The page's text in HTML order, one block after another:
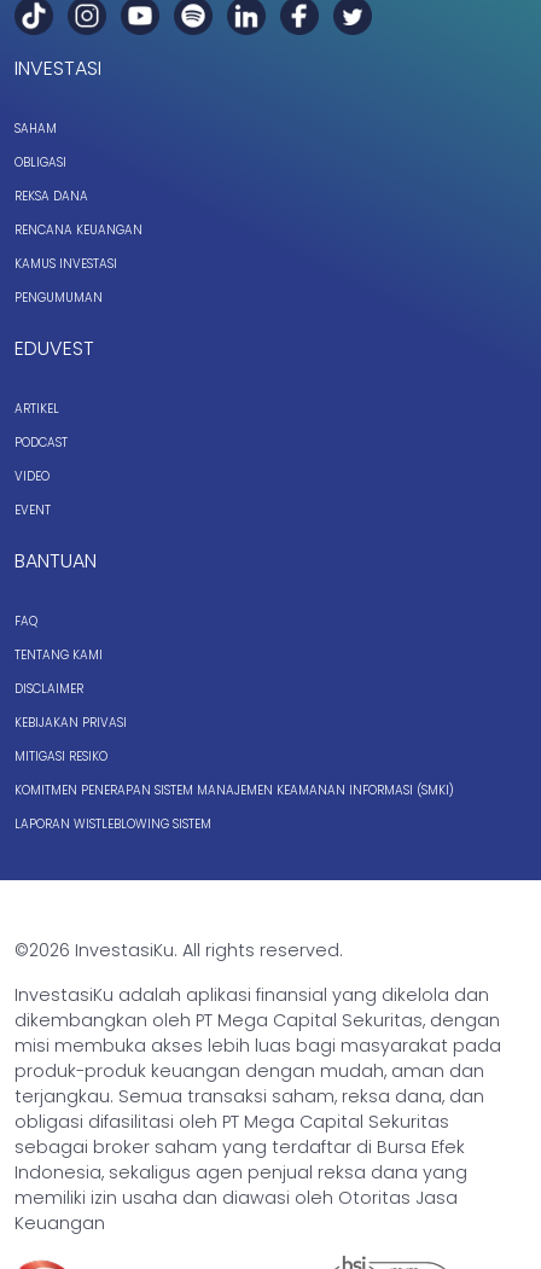
INVESTASI
SAHAM
OBLIGASI
REKSA DANA
RENCANA KEUANGAN
KAMUS INVESTASI
PENGUMUMAN
EDUVEST
ARTIKEL
PODCAST
VIDEO
EVENT
BANTUAN
FAQ
TENTANG KAMI
DISCLAIMER
KEBIJAKAN PRIVASI
MITIGASI RESIKO
KOMITMEN PENERAPAN SISTEM MANAJEMEN KEAMANAN INFORMASI (SMKI)
LAPORAN WISTLEBLOWING SISTEM
©2026 InvestasiKu. All rights reserved.
InvestasiKu adalah aplikasi finansial yang dikelola dan
dikembangkan oleh PT Mega Capital Sekuritas, dengan
misi membuka akses lebih luas bagi masyarakat pada
produk-produk keuangan dengan mudah, aman dan
terjangkau. Semua transaksi saham, reksa dana, dan
obligasi difasilitasi oleh PT Mega Capital Sekuritas
sebagai broker saham yang terdaftar di Bursa Efek
Indonesia, sekaligus agen penjual reksa dana yang
memiliki izin usaha dan diawasi oleh Otoritas Jasa
Keuangan